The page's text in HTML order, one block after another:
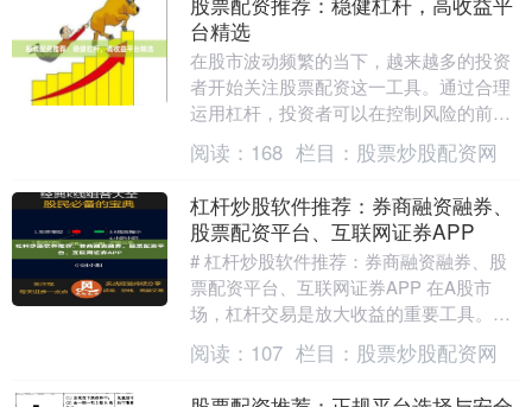
台精选
在股市波动频繁的当下，越来越多的投资
者开始关注股票配资这一工具。通过合理
运用杠杆，投资者可以在控制风险的前提
下放大收益。然而，面对市场上众多配资
平台，如何选择一....
阅读： 168 栏目： 股票炒股配资网
杠杆炒股软件推荐：券商融资融券、
股票配资平台、互联网证券APP
# 杠杆炒股软件推荐：券商融资融券、股
票配资平台、互联网证券APP 在A股市
场，杠杆交易是放大收益的重要工具。对
于普通投资者而言，选择合适的杠杆炒股
软件，既能提....
阅读： 107 栏目： 股票炒股配资网